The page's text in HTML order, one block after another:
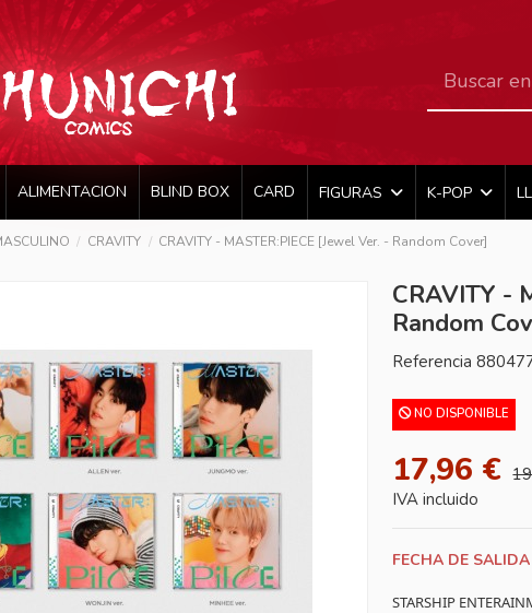
ALIMENTACION BLIND BOX CARD FIGURAS K-POP
CRAVITY CRAVITY - MASTER:PIECE [Jewel Ver. - Random Cover]
CRAVITY -
Random
Referencia
NO DISPONIBLE
17,96 €
IVA incluido
FECHA DE
STARSHIP